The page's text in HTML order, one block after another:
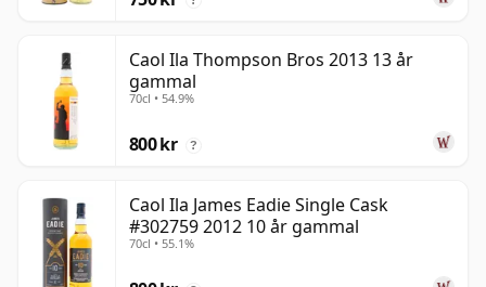
Caol Ila Thompson Bros 2013 13 år
gammal
70cl • 54.9%
800 kr ?
Caol Ila James Eadie Single Cask
#302759 2012 10 år gammal
70cl • 55.1%